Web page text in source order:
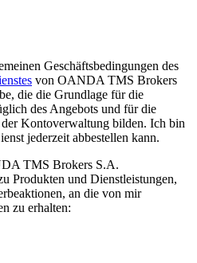
Geschäftsbedingungen des
von OANDA TMS Brokers
die die Grundlage für die
des Angebots und für die
Kontoverwaltung bilden. Ich bin
jederzeit abbestellen kann.
TMS Brokers S.A.
Produkten und Dienstleistungen,
an die von mir
zu erhalten: